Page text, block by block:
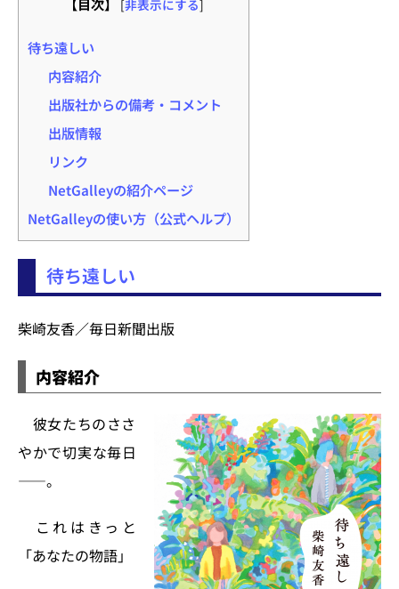
[非表示にする]
待ち遠しい
内容紹介
出版社からの備考・コメント
出版情報
リンク
NetGalleyの紹介ページ
NetGalleyの使い方（公式ヘルプ）
待ち遠しい
柴崎友香／毎日新聞出版
内容紹介
彼女たちのささ
やかで切実な毎日
――。
これはきっと
「あなたの物語」